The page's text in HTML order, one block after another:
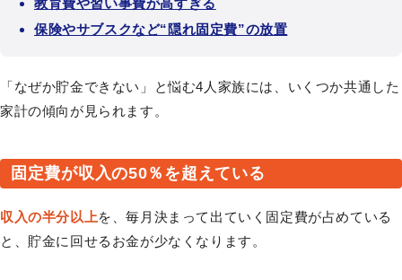
保険やサブスクなど“隠れ固定費”の放置
「なぜか貯金できない」と悩む4人家族には、いくつか共通した
家計の傾向が見られます。
固定費が収入の50％を超えている
収入の半分以上を、毎月決まって出ていく固定費が占めている
と、貯金に回せるお金が少なくなります。